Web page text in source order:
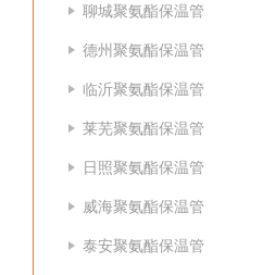
聊城聚氨酯保温管
德州聚氨酯保温管
临沂聚氨酯保温管
莱芜聚氨酯保温管
日照聚氨酯保温管
威海聚氨酯保温管
泰安聚氨酯保温管